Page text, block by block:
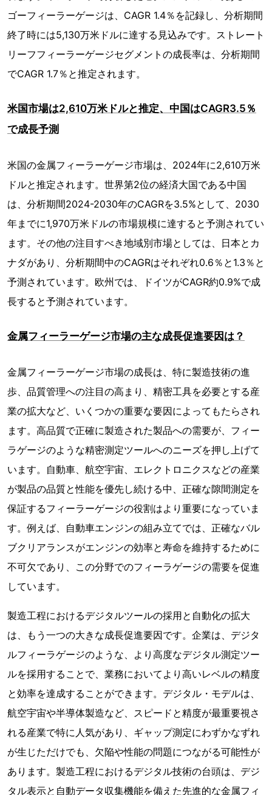
ゴーフィーラーゲージは、CAGR 1.4％を記録し、分析期間
終了時には5,130万米ドルに達する見込みです。ストレート
リーフフィーラーゲージセグメントの成長率は、分析期間
でCAGR 1.7％と推定されます。
米国市場は2,610万米ドルと推定、中国はCAGR3.5％
で成長予測
米国の金属フィーラーゲージ市場は、2024年に2,610万米
ドルと推定されます。世界第2位の経済大国である中国
は、分析期間2024-2030年のCAGRを3.5%として、2030
年までに1,970万米ドルの市場規模に達すると予測されてい
ます。その他の注目すべき地域別市場としては、日本とカ
ナダがあり、分析期間中のCAGRはそれぞれ0.6％と1.3％と
予測されています。欧州では、ドイツがCAGR約0.9%で成
長すると予測されています。
金属フィーラーゲージ市場の主な成長促進要因は？
金属フィーラーゲージ市場の成長は、特に製造技術の進
歩、品質管理への注目の高まり、精密工具を必要とする産
業の拡大など、いくつかの重要な要因によってもたらされ
ます。高品質で正確に製造された製品への需要が、フィー
ラゲージのような精密測定ツールへのニーズを押し上げて
います。自動車、航空宇宙、エレクトロニクスなどの産業
が製品の品質と性能を優先し続ける中、正確な隙間測定を
保証するフィーラーゲージの役割はより重要になっていま
す。例えば、自動車エンジンの組み立てでは、正確なバル
ブクリアランスがエンジンの効率と寿命を維持するために
不可欠であり、この分野でのフィーラゲージの需要を促進
しています。
製造工程におけるデジタルツールの採用と自動化の拡大
は、もう一つの大きな成長促進要因です。企業は、デジタ
ルフィーラゲージのような、より高度なデジタル測定ツー
ルを採用することで、業務においてより高いレベルの精度
と効率を達成することができます。デジタル・モデルは、
航空宇宙や半導体製造など、スピードと精度が最重要視さ
れる産業で特に人気があり、ギャップ測定にわずかなずれ
が生じただけでも、欠陥や性能の問題につながる可能性が
あります。製造工程におけるデジタル技術の台頭は、デジ
タル表示と自動データ収集機能を備えた先進的な金属フィ